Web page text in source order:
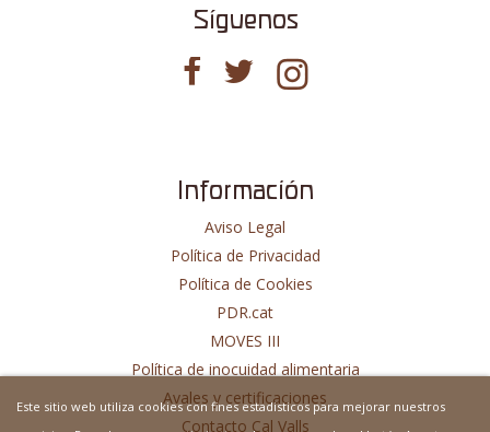
Síguenos
Información
Aviso Legal
Política de Privacidad
Política de Cookies
PDR.cat
MOVES III
Política de inocuidad alimentaria
Avales y certificaciones
Contacto Cal Valls
Este sitio web utiliza cookies con fines estadisticos para mejorar nuestros